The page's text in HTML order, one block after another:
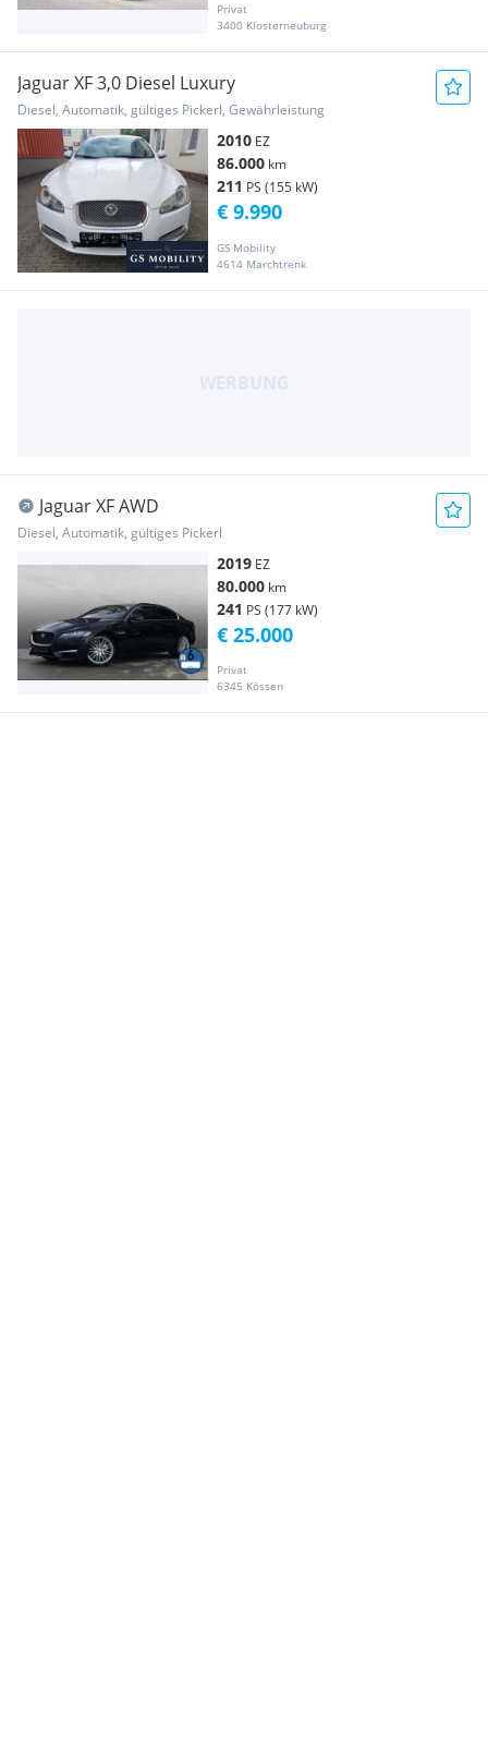
Privat
3400 Klosterneuburg
Jaguar XF 3,0 Diesel Luxury
Diesel, Automatik, gültiges Pickerl, Gewährleistung
2010 EZ
86.000 km
211 PS (155 kW)
GS Mobility
4614 Marchtrenk
€ 9.990
Jaguar XF AWD
Diesel, Automatik, gültiges Pickerl
2019 EZ
80.000 km
241 PS (177 kW)
Privat
6345 Kössen
€ 25.000